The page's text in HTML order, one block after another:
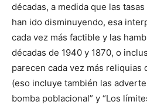
décadas, a medida que las
han ido disminuyendo, esa
cada vez más factible y las
décadas de 1940 y 1870, o
parecen cada vez más reliquias
(eso incluye también las
bomba poblacional” y “Los